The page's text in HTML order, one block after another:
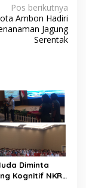
Pos berikutnya
Ambon Hadiri
Jagung
Serentak
Diminta
Kognitif NKRI,